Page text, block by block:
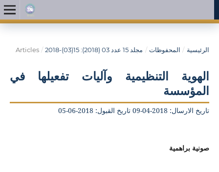
الرئيسية / المحفوظات / مجلد 15 عدد 03 (2018): 15(03)-2018 /
Articles
الهوية التنظيمية وآليات تفعيلها في
المؤسسة
تاريخ الارسال: 2018-04-09 تاريخ القبول: 2018-06-05
صونية براهمية